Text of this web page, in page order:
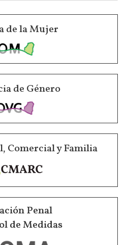
de la Mujer
de Género
Comercial y Familia
Penal
de Medidas